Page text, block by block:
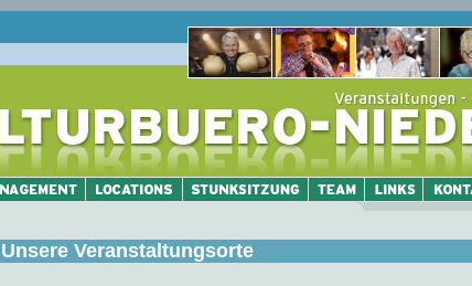
Unsere Veranstaltungsorte